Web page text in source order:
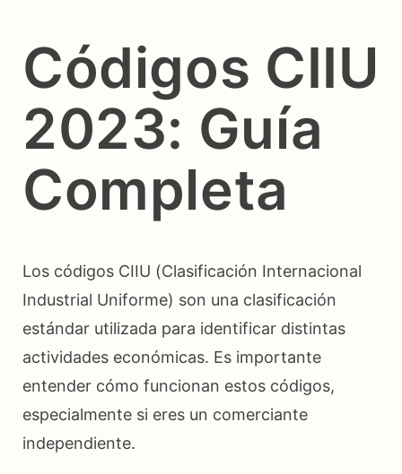
Códigos CIIU
2023: Guía
Completa
Los códigos CIIU (Clasificación Internacional
Industrial Uniforme) son una clasificación
estándar utilizada para identificar distintas
actividades económicas. Es importante
entender cómo funcionan estos códigos,
especialmente si eres un comerciante
independiente.